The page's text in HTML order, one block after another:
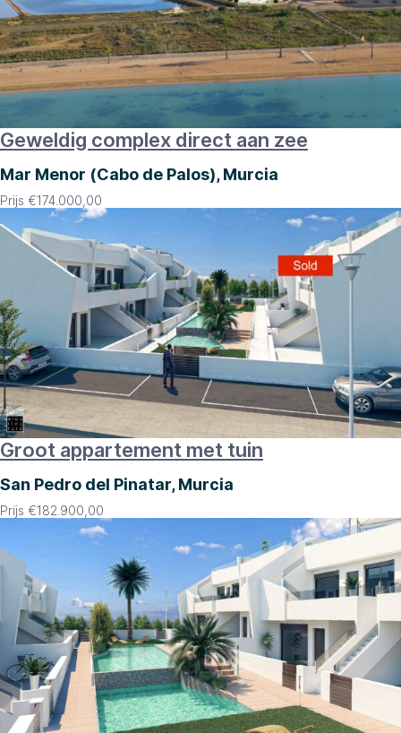
Geweldig complex direct aan zee
Mar Menor (Cabo de Palos), Murcia
Prijs €174.000,00
Groot appartement met tuin
San Pedro del Pinatar, Murcia
Prijs €182.900,00